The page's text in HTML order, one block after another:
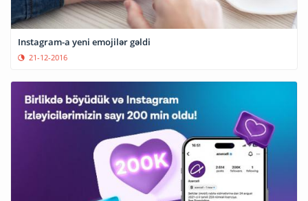
Instagram-a yeni emojilər gəldi
21-12-2016